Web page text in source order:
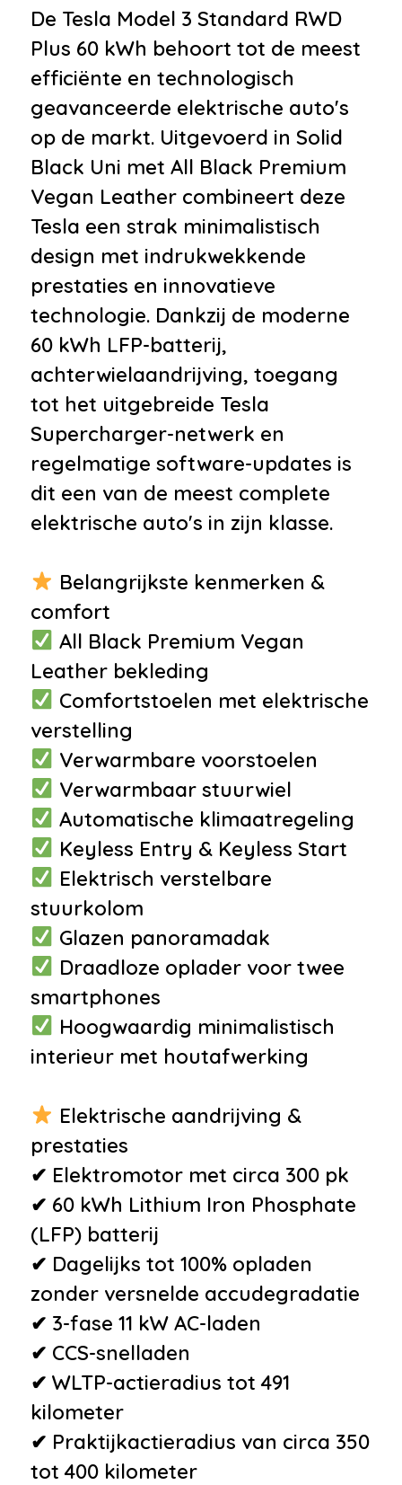
•
Buitenspiegels verwarmbaar
•Bumpers in carrosseriekleur
Centrale deurvergrendeling
met afstandsbediening
•
Getint glas
•Grootlichtassistent
• LED achterlichten
• LED dagrijverlichting
Infotainment
•Audio installatie
•Navigatiesysteem
•Navigatiesysteem full map
•Bluetooth
telefoonvoorbereiding
•Multimedia-voorbereiding
•Spraakbediening
•Stuurwiel multifunctioneel
Interieur
•Achterbank in delen
neerklapbaar
•Airco met elektronische
regeling
•Comfortstoel(en)
•Houtafwerking interieur
•Keyless start
•Voorstoelen verwarmd
•12Volt aansluiting
•Armsteun
•Bestuurdersstoel in hoogte
verstelbaar
•Binnenspiegel automatisch
dimmend
•Boordcomputer
•Cruise control
•Decor Wortelhout
met geheugen
•Elektrisch verstelbare
voorstoel(en)
•Hoofdsteunen achter
• Lederen bekleding
•Lederen stuurwiel
•Passagiersstoel in hoogte
verstelbaar
•Stuurbekrachtiging
•Stuur verstelbaar
•Voorstoelen in hoogte
verstelbaar
Veiligheid
De Tesla Model 3 Standard RWD
Plus 60 kWh behoort tot de meest
efficiënte en technologisch
geavanceerde elektrische auto's
op de markt. Uitgevoerd in Solid
Black Uni met All Black Premium
Vegan Leather combineert deze
Tesla een strak minimalistisch
design met indrukwekkende
prestaties en innovatieve
technologie. Dankzij de moderne
60 kWh LFP-batterij,
achterwielaandrijving, toegang
tot het uitgebreide Tesla
Supercharger-netwerk en
regelmatige software-updates is
dit een van de meest complete
elektrische auto's in zijn klasse.
Belangrijkste kenmerken &
comfort
All Black Premium Vegan
Leather bekleding
Comfortstoelen met elektrische
verstelling
Verwarmbare voorstoelen
Verwarmbaar stuurwiel
Automatische klimaatregeling
Keyless Entry & Keyless Start
Elektrisch verstelbare
stuurkolom
Glazen panoramadak
Draadloze oplader voor twee
smartphones
Hoogwaardig minimalistisch
interieur met houtafwerking
Elektrische aandrijving &
prestaties
✔ Elektromotor met circa 300 pk
✔ 60 kWh Lithium Iron Phosphate
(LFP) batterij
✔ Dagelijks tot 100% opladen
zonder versnelde accudegradatie
✔ 3-fase 11 kW AC-laden
✔ CCS-snelladen
✔ WLTP-actieradius tot 491
kilometer
✔ Praktijkactieradius van circa 350
tot 400 kilometer